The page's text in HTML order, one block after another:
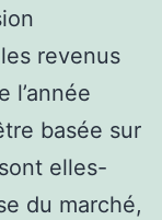
revenus
l’année
basée sur
elles-
du marché,